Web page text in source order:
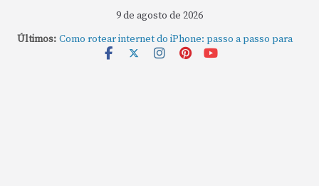
9 de agosto de 2026
Últimos: Como rotear internet do iPhone: passo a passo para
compartilhar a conexão